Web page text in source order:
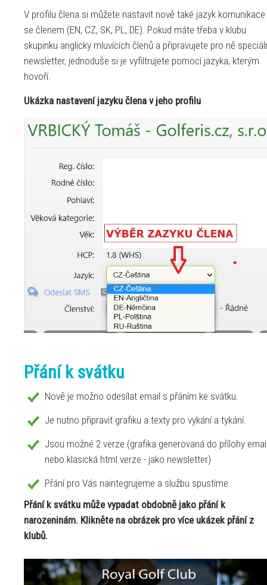
V profilu člena si můžete nastavit nově také jazyk komunikace
se členem (EN, CZ, SK, PL, DE). Pokud máte třeba v klubu
skupinku anglicky mluvících členů a připravujete pro ně
newsletter, jednoduše si je vyfiltrujete pomocí jazyka, kterým
hovoří.
Ukázka nastavení jazyku člena v jeho profilu
Přání k svátku
Nově je možno odesílat email s přáním ke svátku.
Je nutno připravit grafiku a texty pro vykání a tykání.
Jsou možné 2 verze (grafika generovaná do přílohy
nebo klasická html verze - jako newsletter)
Přání pro Vás naintegrujeme a službu spustíme.
Přání k svátku může vypadat obdobně jako přání k
narozeninám. Klikněte na obrázek pro více ukázek přání z
klubů.